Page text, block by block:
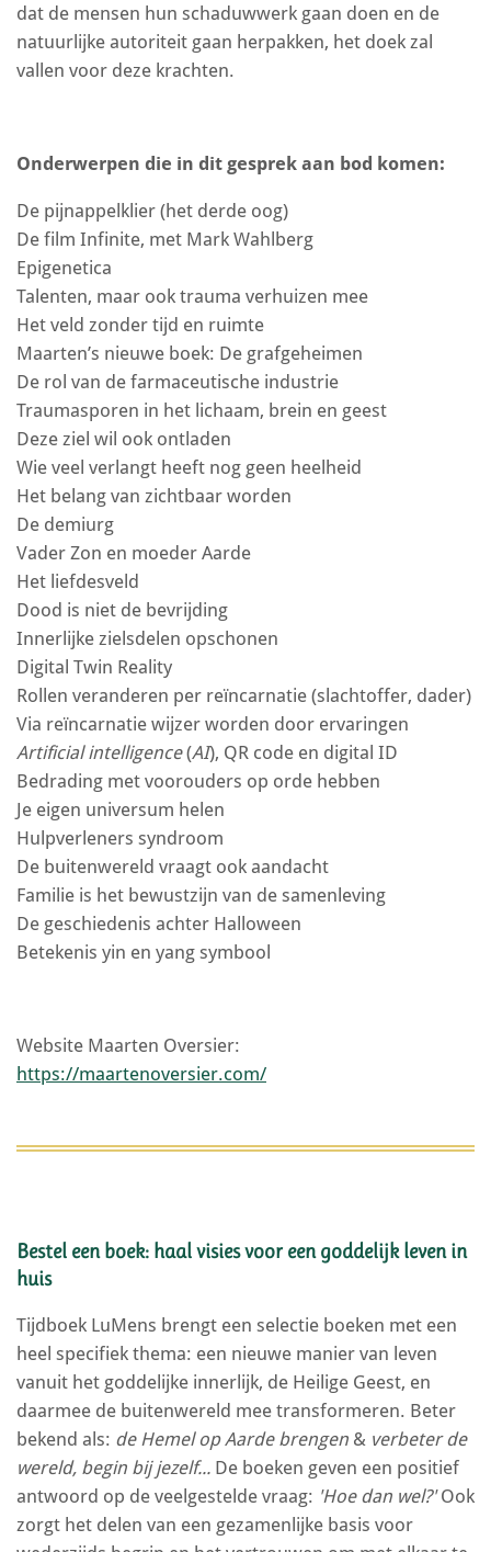
dat de mensen hun schaduwwerk gaan doen en de
natuurlijke autoriteit gaan herpakken, het doek zal
vallen voor deze krachten.
Onderwerpen die in dit gesprek aan bod komen:
De pijnappelklier (het derde oog)
De film Infinite, met Mark Wahlberg
Epigenetica
Talenten, maar ook trauma verhuizen mee
Het veld zonder tijd en ruimte
Maarten’s nieuwe boek: De grafgeheimen
De rol van de farmaceutische industrie
Traumasporen in het lichaam, brein en geest
Deze ziel wil ook ontladen
Wie veel verlangt heeft nog geen heelheid
Het belang van zichtbaar worden
De demiurg
Vader Zon en moeder Aarde
Het liefdesveld
Dood is niet de bevrijding
Innerlijke zielsdelen opschonen
Digital Twin Reality
Rollen veranderen per reïncarnatie (slachtoffer, dader)
Via reïncarnatie wijzer worden door ervaringen
Artificial intelligence(AI), QR code en digital ID
Bedrading met voorouders op orde hebben
Je eigen universum helen
Hulpverleners syndroom
De buitenwereld vraagt ook aandacht
Familie is het bewustzijn van de samenleving
De geschiedenis achter Halloween
Betekenis yin en yang symbool
Website Maarten Oversier:
https://maartenoversier.com/
Bestel een boek: haal visies voor een goddelijk leven in
huis
Tijdboek LuMens brengt een selectie boeken met een
heel specifiek thema: een nieuwe manier van leven
vanuit het goddelijke innerlijk, de Heilige Geest, en
daarmee de buitenwereld mee transformeren. Beter
bekend als: de Hemel op Aarde brengen & verbeter de
wereld, begin bij jezelf... De boeken geven een positief
antwoord op de veelgestelde vraag: 'Hoe dan wel?'Ook
zorgt het delen van een gezamenlijke basis voor